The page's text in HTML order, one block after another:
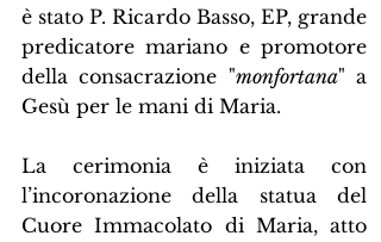
è stato P. Ricardo Basso, EP, grande
predicatore mariano e promotore
della consacrazione "monfortana" a
Gesù per le mani di Maria.
La cerimonia è iniziata con
l’incoronazione della statua del
Cuore Immacolato di Maria, atto